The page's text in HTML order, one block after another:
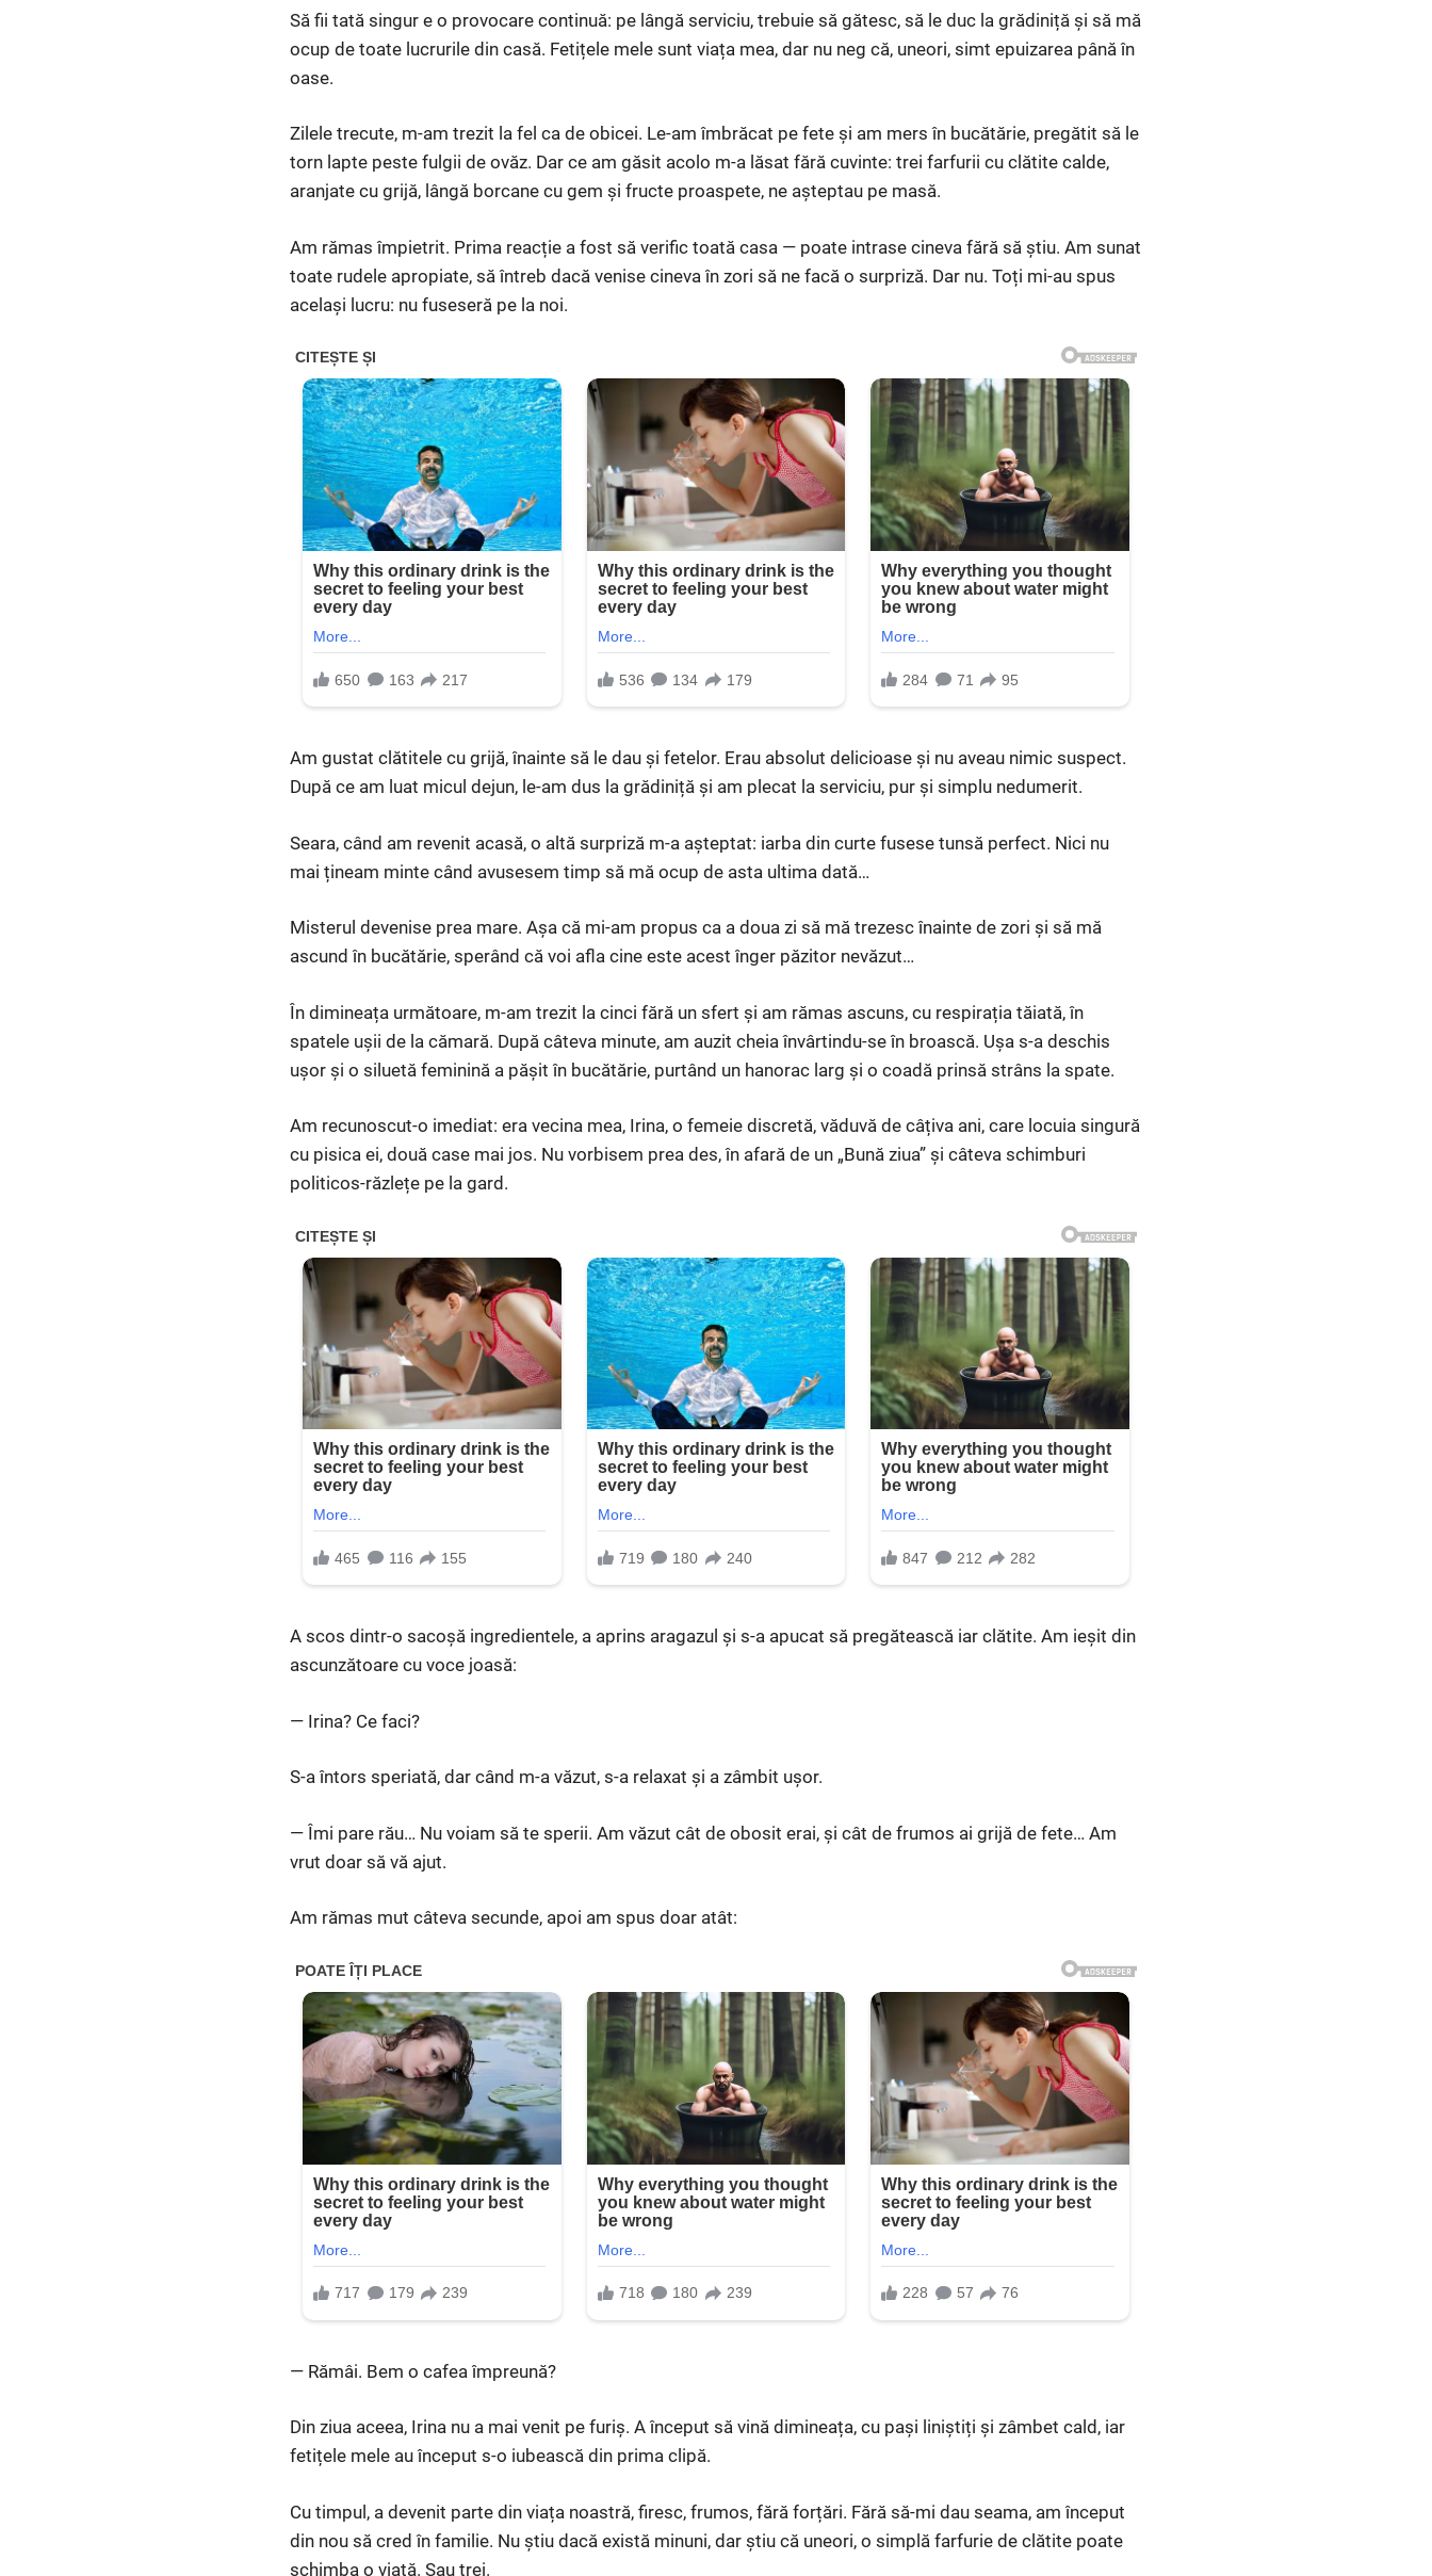
Să fii tată singur e o provocare continuă: pe lângă serviciu, trebuie să gătesc, să le duc la grădiniță și să mă
ocup de toate lucrurile din casă. Fetițele mele sunt viața mea, dar nu neg că, uneori, simt epuizarea până în
oase.
Zilele trecute, m-am trezit la fel ca de obicei. Le-am îmbrăcat pe fete și am mers în bucătărie, pregătit să le
torn lapte peste fulgii de ovăz. Dar ce am găsit acolo m-a lăsat fără cuvinte: trei farfurii cu clătite calde,
aranjate cu grijă, lângă borcane cu gem și fructe proaspete, ne așteptau pe masă.
Am rămas împietrit. Prima reacție a fost să verific toată casa — poate intrase cineva fără să știu. Am sunat
toate rudele apropiate, să întreb dacă venise cineva în zori să ne facă o surpriză. Dar nu. Toți mi-au spus
același lucru: nu fuseseră pe la noi.
Am gustat clătitele cu grijă, înainte să le dau și fetelor. Erau absolut delicioase și nu aveau nimic suspect.
După ce am luat micul dejun, le-am dus la grădiniță și am plecat la serviciu, pur și simplu nedumerit.
Seara, când am revenit acasă, o altă surpriză m-a așteptat: iarba din curte fusese tunsă perfect. Nici nu
mai țineam minte când avusesem timp să mă ocup de asta ultima dată…
Misterul devenise prea mare. Așa că mi-am propus ca a doua zi să mă trezesc înainte de zori și să mă
ascund în bucătărie, sperând că voi afla cine este acest înger păzitor nevăzut…
În dimineața următoare, m-am trezit la cinci fără un sfert și am rămas ascuns, cu respirația tăiată, în
spatele ușii de la cămară. După câteva minute, am auzit cheia învârtindu-se în broască. Ușa s-a deschis
ușor și o siluetă feminină a pășit în bucătărie, purtând un hanorac larg și o coadă prinsă strâns la spate.
Am recunoscut-o imediat: era vecina mea, Irina, o femeie discretă, văduvă de câțiva ani, care locuia singură
cu pisica ei, două case mai jos. Nu vorbisem prea des, în afară de un „Bună ziua” și câteva schimburi
politicos-răzlețe pe la gard.
A scos dintr-o sacoșă ingredientele, a aprins aragazul și s-a apucat să pregătească iar clătite. Am ieșit din
ascunzătoare cu voce joasă:
— Irina? Ce faci?
S-a întors speriată, dar când m-a văzut, s-a relaxat și a zâmbit ușor.
— Îmi pare rău… Nu voiam să te sperii. Am văzut cât de obosit erai, și cât de frumos ai grijă de fete… Am
vrut doar să vă ajut.
Am rămas mut câteva secunde, apoi am spus doar atât:
— Rămâi. Bem o cafea împreună?
Din ziua aceea, Irina nu a mai venit pe furiș. A început să vină dimineața, cu pași liniștiți și zâmbet cald, iar
fetițele mele au început s-o iubească din prima clipă.
Cu timpul, a devenit parte din viața noastră, firesc, frumos, fără forțări. Fără să-mi dau seama, am început
din nou să cred în familie. Nu știu dacă există minuni, dar știu că uneori, o simplă farfurie de clătite poate
schimba o viață. Sau trei.